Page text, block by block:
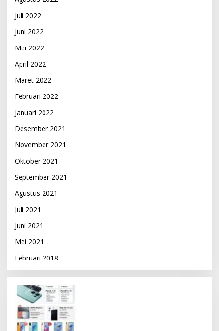
Juli 2022
Juni 2022
Mei 2022
April 2022
Maret 2022
Februari 2022
Januari 2022
Desember 2021
November 2021
Oktober 2021
September 2021
Agustus 2021
Juli 2021
Juni 2021
Mei 2021
Februari 2018